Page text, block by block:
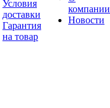
Условия
доставки
Гарантия
на товар
компании
Новости